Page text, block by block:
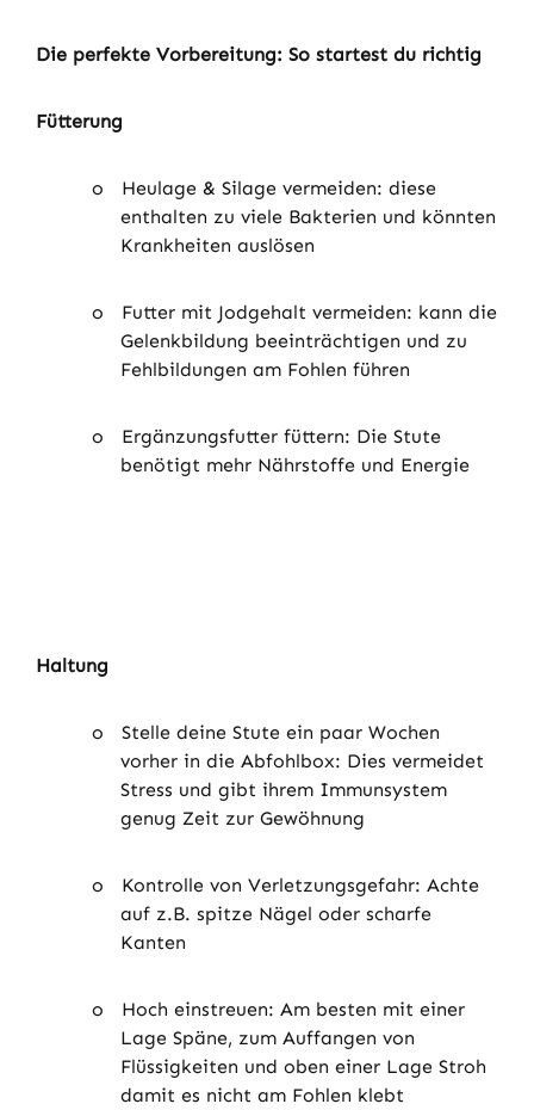
Die perfekte Vorbereitung: So startest du richtig
Fütterung
o
Heulage & Silage vermeiden: diese
enthalten zu viele Bakterien und könnten
Krankheiten auslösen
o
Futter mit Jodgehalt vermeiden: kann die
Gelenkbildung beeinträchtigen und zu
Fehlbildungen am Fohlen führen
o
Ergänzungsfutter füttern: Die Stute
benötigt mehr Nährstoffe und Energie
Haltung
o
Stelle deine Stute ein paar Wochen
vorher in die Abfohlbox: Dies vermeidet
Stress und gibt ihrem Immunsystem
genug Zeit zur Gewöhnung
o
Kontrolle von Verletzungsgefahr: Achte
auf z.B. spitze Nägel oder scharfe
Kanten
o
Hoch einstreuen: Am besten mit einer
Lage Späne, zum Auffangen von
Flüssigkeiten und oben einer Lage Stroh
damit es nicht am Fohlen klebt